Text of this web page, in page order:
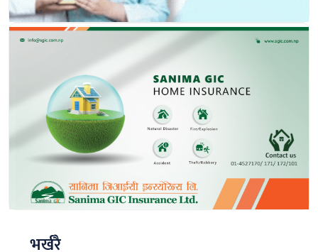
भर्खरै